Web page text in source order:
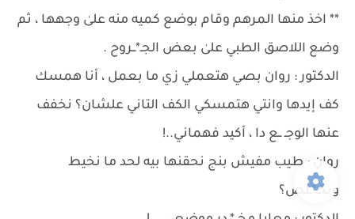
** اخذ منها المرهم وقام بوضع كميه منه علىٰ وجهها ، ثم
وضع اللاصق الطبي علىٰ بعض الجـ*ــروح .
الدكتور : روان بصي هتعملي زي ما بعمل ، أنا همسك
كف إيدها وانتي هتمسكي الكف التاني علشان؟ نخفف
عنها الوجـ ــع دا ، أكيد فهماني..!
روان : طيب مفيش بنج نحقنها بيه لحد ما نخيط
ونخـ*ـلص؟